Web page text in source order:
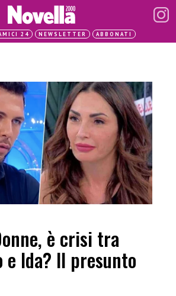
24 NEWSLETTER ABBONATI
è crisi tra
e Ida? Il presunto